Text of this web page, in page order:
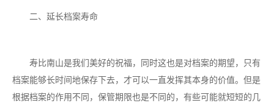
二、延长档案寿命
寿比南山是我们美好的祝福，同时这也是对档案的期望，只有
档案能够长时间地保存下去，才可以一直发挥其本身的价值。但是
根据档案的作用不同，保管期限也是不同的，有些可能就短短的几